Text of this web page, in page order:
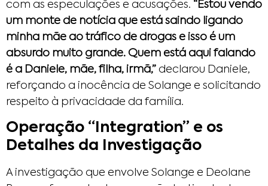
com as especulações e acusações. “Estou vendo
um monte de notícia que está saindo ligando
minha mãe ao tráfico de drogas e isso é um
absurdo muito grande. Quem está aqui falando
é a Daniele, mãe, filha, irmã,” declarou Daniele,
reforçando a inocência de Solange e solicitando
respeito à privacidade da família.
Operação “Integration” e os
Detalhes da Investigação
A investigação que envolve Solange e Deolane